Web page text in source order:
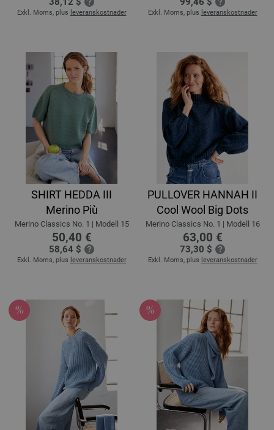
Exkl. Moms, plus leveranskostnader Exkl. Moms, plus leveranskostnader
SHIRT HEDDA III
Merino Più
Merino Classics No. 1 | Modell 15
50,40 €
58,64 $
Exkl. Moms, plus leveranskostnader
PULLOVER HANNAH II
Cool Wool Big Dots
Merino Classics No. 1 | Modell 16
63,00 €
73,30 $
Exkl. Moms, plus leveranskostnader